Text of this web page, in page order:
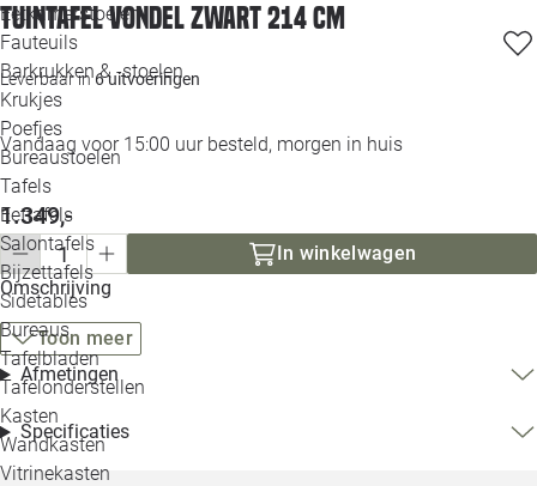
Eetkamerstoelen
Fauteuils
Barkrukken & -stoelen
Krukjes
Poefjes
Bureaustoelen
Tafels
Eettafels
Salontafels
Bijzettafels
Sidetables
Bureaus
Tafelbladen
Tafelonderstellen
Kasten
Wandkasten
Vitrinekasten
Alle
Tuintafel Vondel zwart 214 cm
Leverbaar in6 uitvoeringen
Vandaag voor 15:00 uur besteld, morgen in huis
1.349,-
In winkelwagen
Omschrijving
Toon meer
Afmetingen
Specificaties